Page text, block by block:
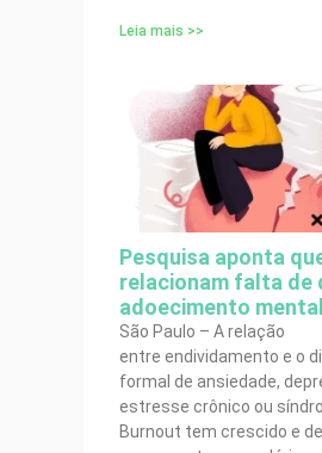
Leia mais >>
Pesquisa aponta
relacionam falta de
adoecimento mental
São Paulo – A relação
entre endividamento e o
formal de ansiedade,
estresse crônico ou
Burnout tem crescido e